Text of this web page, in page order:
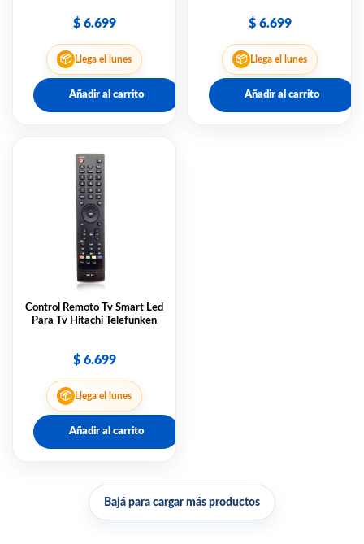
$6.699
📦 Llega el lunes
Añadir al carrito
$6.699
📦 Llega el lunes
Añadir al carrito
Control Remoto Tv Smart Led
Para Tv Hitachi Telefunken
$6.699
📦 Llega el lunes
Añadir al carrito
Bajá para cargar más productos